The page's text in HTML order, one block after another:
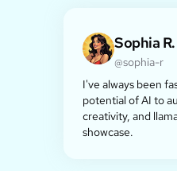
Sophia R.
@sophia-r
I've always been
potential of AI to
creativity, and
showcase.